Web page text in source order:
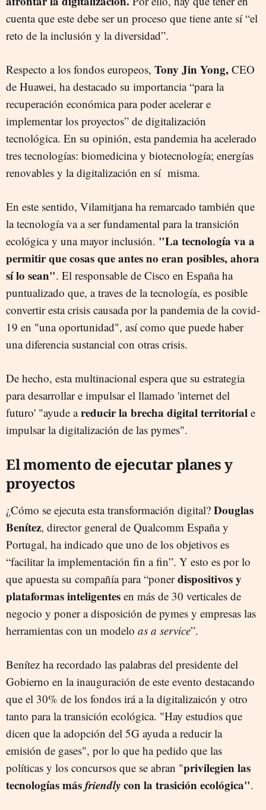
cuenta que este debe ser un proceso que tiene ante sí “el
reto de la inclusión y la diversidad”.
Respecto a los fondos europeos, Tony Jin Yong, CEO
de Huawei, ha destacado su importancia “para la
recuperación económica para poder acelerar e
implementar los proyectos” de digitalización
tecnológica. En su opinión, esta pandemia ha acelerado
tres tecnologías: biomedicina y biotecnología; energías
renovables y la digitalización en sí misma.
En este sentido, Vilamitjana ha remarcado también que
la tecnología va a ser fundamental para la transición
ecológica y una mayor inclusión. "La tecnología va a
permitir que cosas que antes no eran posibles, ahora
sí lo sean". El responsable de Cisco en España ha
puntualizado que, a traves de la tecnología, es posible
convertir esta crisis causada por la pandemia de la covid-
19 en "una oportunidad", así como que puede haber
una diferencia sustancial con otras crisis.
De hecho, esta multinacional espera que su estrategia
para desarrollar e impulsar el llamado 'internet del
futuro' "ayude areducir la brecha digital territorial e
impulsar la digitalización de las pymes".
El momento de ejecutar planes y
proyectos
¿Cómo se ejecuta esta transformación digital? Douglas
Benítez, director general de Qualcomm España y
Portugal, ha indicado que uno de los objetivos es
“facilitar la implementación fin a fin”. Y esto es por lo
que apuesta su compañía para “ponerdispositivos y
plataformas inteligentes en más de 30 verticales de
negocio y poner a disposición de pymes y empresas las
herramientas con un modelo as a service”.
Benítez ha recordado las palabras del presidente del
Gobierno en la inauguración de este evento destacando
que el 30% de los fondos irá a la digitalizaicón y otro
tanto para la transición ecológica. "Hay estudios que
dicen que la adopción del 5G ayuda a reducir la
emisión de gases", por lo que ha pedido que las
políticas y los concursos que se abran "privilegien las
tecnologías másfriendlycon la trasición ecológica".